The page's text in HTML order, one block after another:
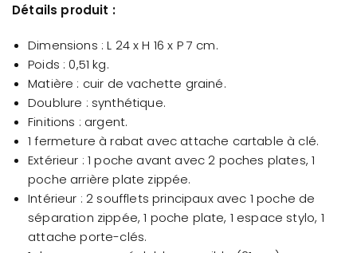
Détails produit :
Dimensions : L 24 x H 16 x P 7 cm.
Poids : 0,51 kg.
Matière : cuir de vachette grainé.
Doublure : synthétique.
Finitions : argent.
1 fermeture à rabat avec attache cartable à clé.
Extérieur : 1 poche avant avec 2 poches plates, 1
poche arrière plate zippée.
Intérieur : 2 soufflets principaux avec 1 poche de
séparation zippée, 1 poche plate, 1 espace stylo, 1
attache porte-clés.